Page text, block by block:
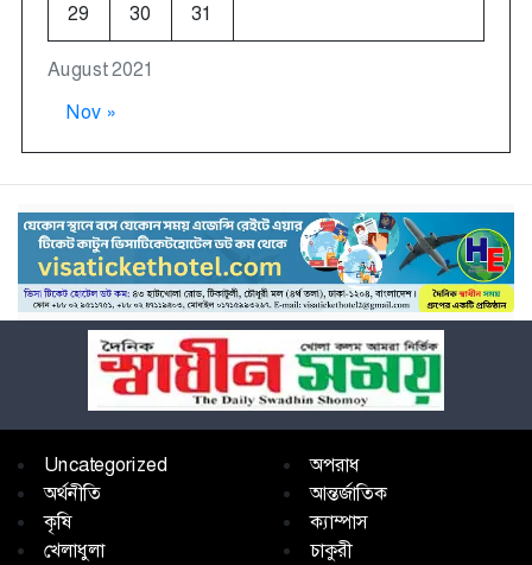
August 2021
29 30 31
Nov »
Uncategorized
অপরাধ
অর্থনীতি
আন্তর্জাতিক
কৃষি
ক্যাম্পাস
খেলাধুলা
চাকুরী